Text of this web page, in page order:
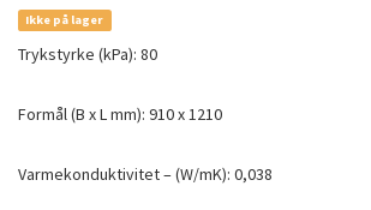
Ikke på lager
Trykstyrke (kPa): 80
Formål (B x L mm): 910 x 1210
Varmekonduktivitet – (W/mK): 0,038